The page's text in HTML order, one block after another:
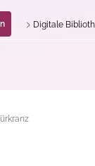
Digitale